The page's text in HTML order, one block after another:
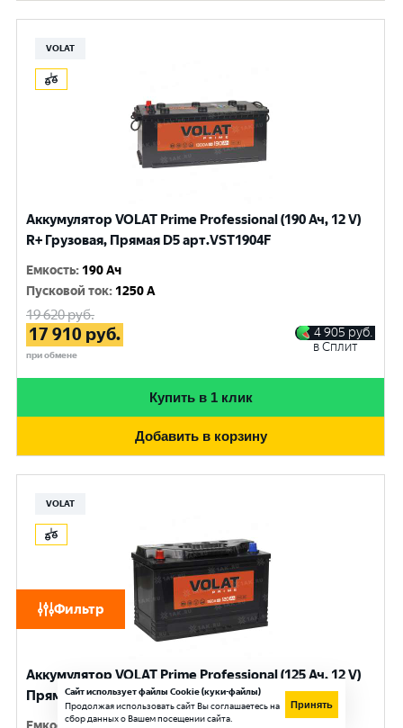
Фильтр
VOLAT
Аккумулятор VOLAT Prime Professional (190 Ач, 12 V)
R+ Грузовая, Прямая D5 арт.VST1904F
Емкость: 190 Ач
Пусковой ток: 1250 A
19 620руб.
17 910 руб.
при обмене
4 905 руб.
в Сплит
Купить в 1 клик
Добавить в корзину
VOLAT
Аккумулятор VOLAT Prime Professional (125 Ач, 12 V)
Прямая, L+ D2 арт.VST1251
Сайт использует файлы Cookie (куки-файлы)
Продолжая использовать сайт Вы соглашаетесь на
сбор данных о Вашем посещении сайта.
Принять